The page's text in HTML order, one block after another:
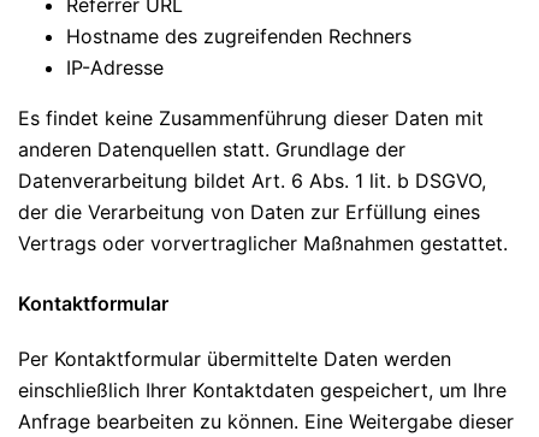
Referrer URL
Hostname des zugreifenden Rechners
IP-Adresse
Es findet keine Zusammenführung dieser Daten mit
anderen Datenquellen statt. Grundlage der
Datenverarbeitung bildet Art. 6 Abs. 1 lit. b DSGVO,
der die Verarbeitung von Daten zur Erfüllung eines
Vertrags oder vorvertraglicher Maßnahmen gestattet.
Kontaktformular
Per Kontaktformular übermittelte Daten werden
einschließlich Ihrer Kontaktdaten gespeichert, um Ihre
Anfrage bearbeiten zu können. Eine Weitergabe dieser